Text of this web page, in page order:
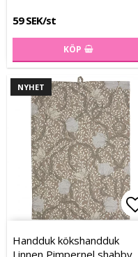
59 SEK/st
KÖP
NYHET
Handduk kökshandduk
Linnen Pimpernel shabby